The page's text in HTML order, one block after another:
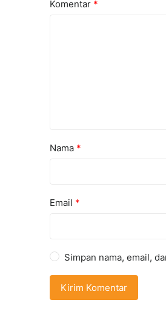
Komentar *
Nama *
Email *
Simpan nama, email,